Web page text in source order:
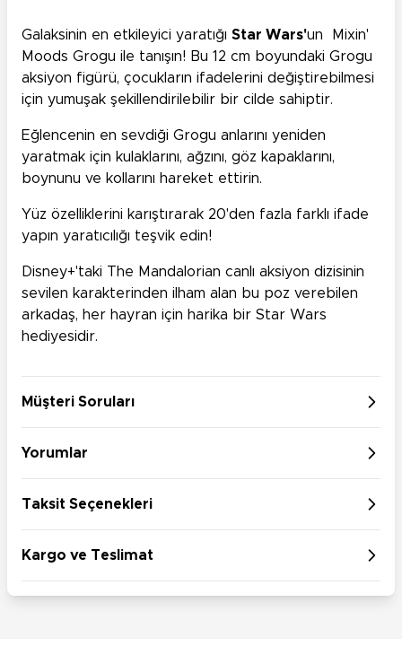
Galaksinin en etkileyici yaratığı Star Wars'un Mixin'
Moods Grogu ile tanışın! Bu 12 cm boyundaki Grogu
aksiyon figürü, çocukların ifadelerini değiştirebilmesi
için yumuşak şekillendirilebilir bir cilde sahiptir.
Eğlencenin en sevdiği Grogu anlarını yeniden
yaratmak için kulaklarını, ağzını, göz kapaklarını,
boynunu ve kollarını hareket ettirin.
Yüz özelliklerini karıştırarak 20'den fazla farklı ifade
yapın yaratıcılığı teşvik edin!
Disney+'taki The Mandalorian canlı aksiyon dizisinin
sevilen karakterinden ilham alan bu poz verebilen
arkadaş, her hayran için harika bir Star Wars
hediyesidir.
Müşteri Soruları
Yorumlar
Taksit Seçenekleri
Kargo ve Teslimat